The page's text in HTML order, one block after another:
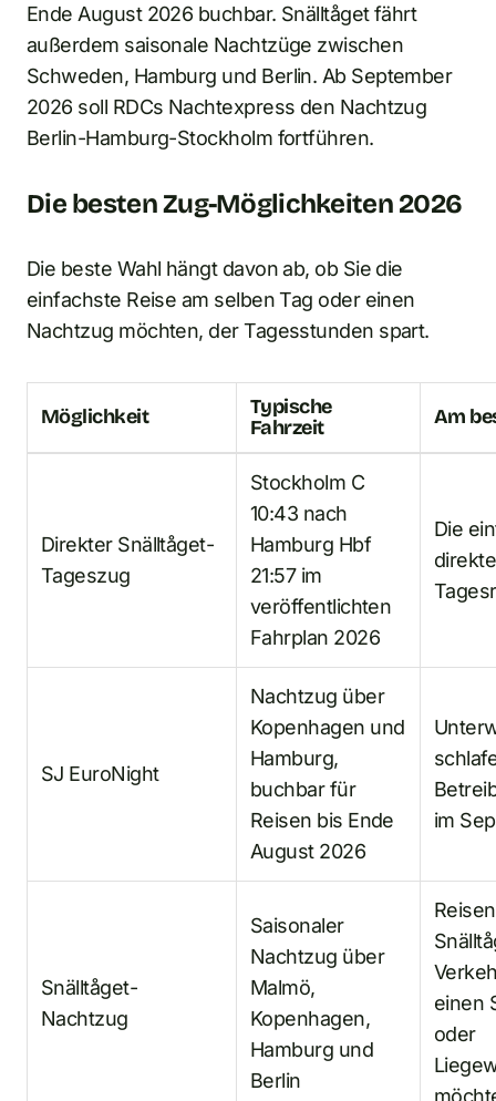
Ende August 2026 buchbar. Snälltåget fährt
außerdem saisonale Nachtzüge zwischen
Schweden, Hamburg und Berlin. Ab September
2026 soll RDCs Nachtexpress den Nachtzug
Berlin-Hamburg-Stockholm fortführen.
Die besten Zug-Möglichkeiten 2026
Die beste Wahl hängt davon ab, ob Sie die
einfachste Reise am selben Tag oder einen
Nachtzug möchten, der Tagesstunden spart.
Möglichkeit
Typische
Fahrzeit
Am
Direkter Snälltåget-
Tageszug
Stockholm C
10:43 nach
Hamburg Hbf
21:57 im
veröffentlichten
Fahrplan 2026
Die
direkte
SJ EuroNight
Nachtzug über
Kopenhagen und
Hamburg,
buchbar für
Reisen bis Ende
August 2026
im
Snälltåget-
Nachtzug
Saisonaler
Nachtzug über
Malmö,
Kopenhagen,
Hamburg und
Berlin
einen
oder